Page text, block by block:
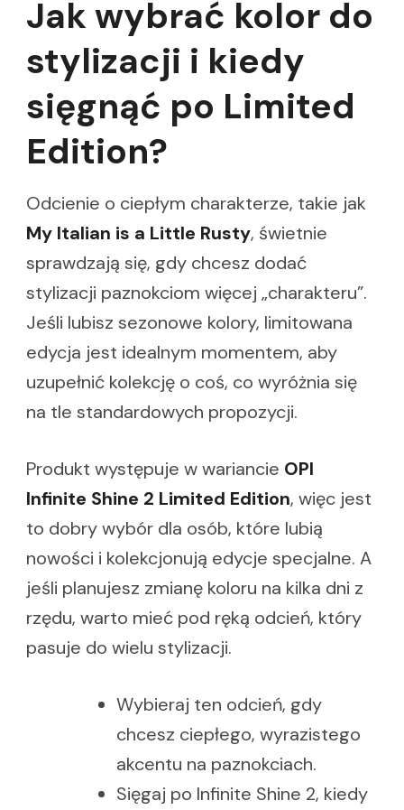
Jak wybrać kolor do
stylizacji i kiedy
sięgnąć po Limited
Edition?
Odcienie o ciepłym charakterze, takie jak
My Italian is a Little Rusty, świetnie
sprawdzają się, gdy chcesz dodać
stylizacji paznokciom więcej „charakteru”.
Jeśli lubisz sezonowe kolory, limitowana
edycja jest idealnym momentem, aby
uzupełnić kolekcję o coś, co wyróżnia się
na tle standardowych propozycji.
Produkt występuje w wariancie OPI
Infinite Shine 2 Limited Edition, więc jest
to dobry wybór dla osób, które lubią
nowości i kolekcjonują edycje specjalne. A
jeśli planujesz zmianę koloru na kilka dni z
rzędu, warto mieć pod ręką odcień, który
pasuje do wielu stylizacji.
Wybieraj ten odcień, gdy
chcesz ciepłego, wyrazistego
akcentu na paznokciach.
Sięgaj po Infinite Shine 2, kiedy